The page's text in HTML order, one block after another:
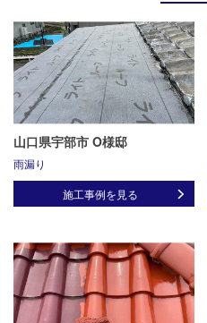
山口県宇部市 O様邸
雨漏り
施工事例を見る